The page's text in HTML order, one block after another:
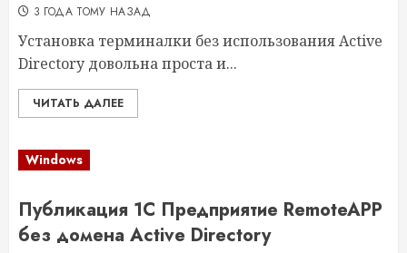
3 ГОДА ТОМУ НАЗАД
Установка терминалки без использования Active
Directory довольна проста и...
ЧИТАТЬ ДАЛЕЕ
Windows
Публикация 1C Предприятие RemoteAPP
без домена Active Directory